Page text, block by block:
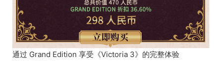
通过 Grand Edition 享受《Victoria 3》的完整体验